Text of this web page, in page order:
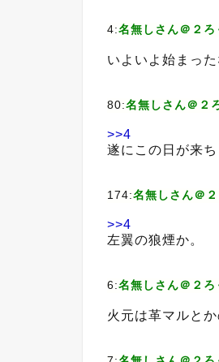
4:名無しさん＠２ろ
いよいよ始まった
80:名無しさん＠２
>>4
遂にこの日が来
174:名無しさん＠
>>4
左翼の狼煙か。
6:名無しさん＠２ろ
火元は革マルと